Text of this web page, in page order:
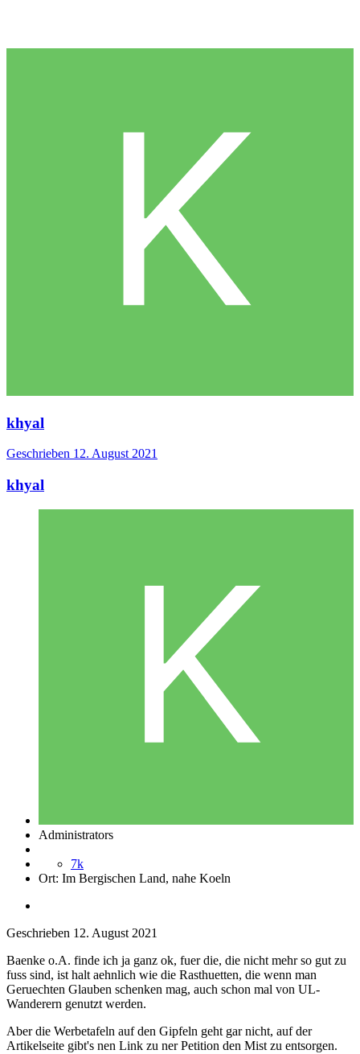
khyal
Geschrieben 12. August 2021
khyal
Administrators
7k
Ort: Im Bergischen Land, nahe Koeln
Geschrieben 12. August 2021
Baenke o.A. finde ich ja ganz ok, fuer die, die nicht mehr so gut zu
fuss sind, ist halt aehnlich wie die Rasthuetten, die wenn man
Geruechten Glauben schenken mag, auch schon mal von UL-
Wanderern genutzt werden.
Aber die Werbetafeln auf den Gipfeln geht gar nicht, auf der
Artikelseite gibt's nen Link zu ner Petition den Mist zu entsorgen.